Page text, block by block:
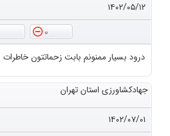
۱۴۰۲/۰۵/۱۲
0
درود بسیار ممنونم بابت زحماتتون خاطرات
جهادکشاورزی استان تهران
۱۴۰۲/۰۷/۰۱